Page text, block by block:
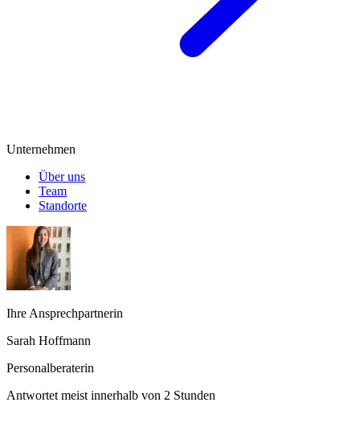
Unternehmen
Über uns
Team
Standorte
Ihre Ansprechpartnerin
Sarah Hoffmann
Personalberaterin
Antwortet meist innerhalb von 2 Stunden